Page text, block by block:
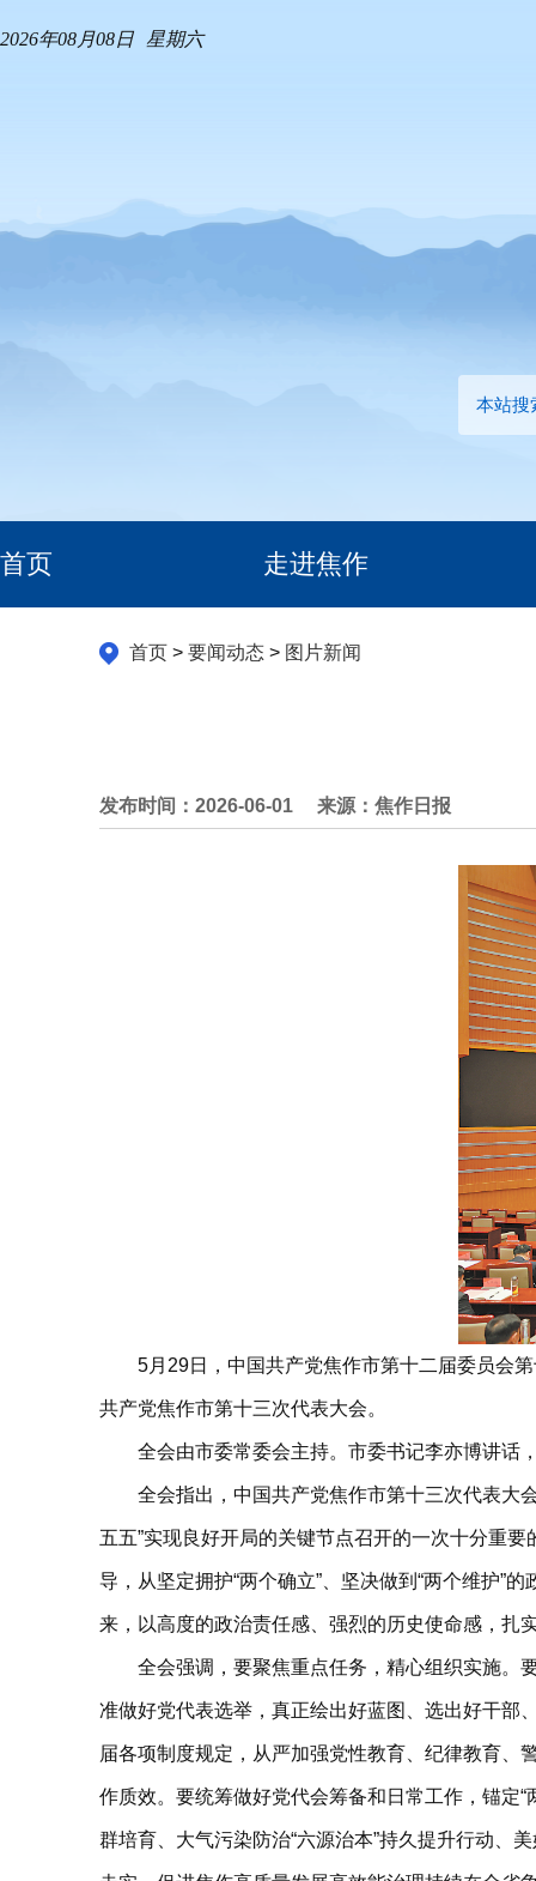
2026年08月08日 星期六
本站搜
首页 走进焦作
首页> 要闻动态> 图片新闻
发布时间：2026-06-01 来源：焦作日报
5月29日，中国共产党焦作市第十二届委员会
共产党焦作市第十三次代表大会。
全会由市委常委会主持。市委书记李亦博讲话
全会指出，中国共产党焦作市第十三次代表大
五五”实现良好开局的关键节点召开的一次十分重
导，从坚定拥护“两个确立”、坚决做到“两个维护”
来，以高度的政治责任感、强烈的历史使命感，扎
全会强调，要聚焦重点任务，精心组织实施。
准做好党代表选举，真正绘出好蓝图、选出好干部
届各项制度规定，从严加强党性教育、纪律教育、
作质效。要统筹做好党代会筹备和日常工作，锚定“
群培育、大气污染防治“六源治本”持久提升行动、